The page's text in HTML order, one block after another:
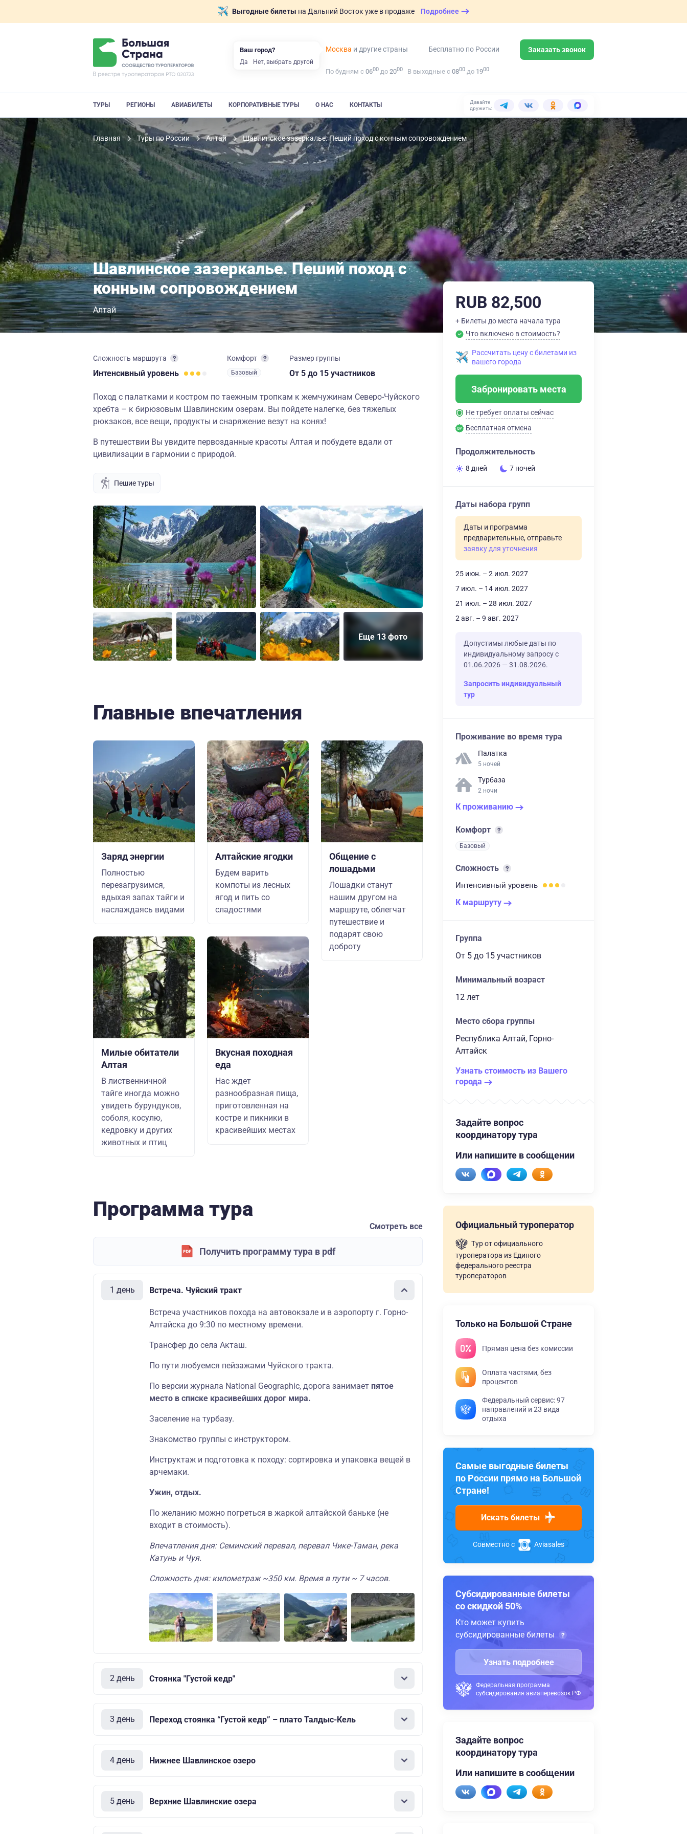
Выгодные билеты на Дальний Восток уже в продаже Подробнее
Москва и другие страны Бесплатно по России Заказать звонок
По будням с 0600 до 2000 В выходные с 0800 до 1900
ТУРЫ РЕГИОНЫ АВИАБИЛЕТЫ КОРПОРАТИВНЫЕ ТУРЫ О НАС КОНТАКТЫ
Давайте
дружить:
Главная Туры по России Алтай Шавлинское зазеркалье. Пеший поход с конным сопровождением
Шавлинское зазеркалье. Пеший поход с
конным сопровождением
Алтай
Сложность маршрута
Интенсивный уровень
Комфорт
Базовый
Размер группы
От 5 до 15 участников
Поход с палатками и костром по таежным тропкам к жемчужинам Северо-Чуйского
хребта – к бирюзовым Шавлинским озерам. Вы пойдете налегке, без тяжелых
рюкзаков, все вещи, продукты и снаряжение везут на конях!
В путешествии Вы увидите первозданные красоты Алтая и побудете вдали от
цивилизации в гармонии с природой.
Пешие туры
Еще 13 фото
Главные впечатления
Заряд энергии
Полностью
перезагрузимся,
вдыхая запах тайги и
наслаждаясь видами
Милые обитатели
Алтая
В лиственничной
тайге иногда можно
увидеть бурундуков,
соболя, косулю,
кедровку и других
животных и птиц
Алтайские ягодки
Будем варить
компоты из лесных
ягод и пить со
сладостями
Вкусная походная
еда
Нас ждет
разнообразная пища,
приготовленная на
костре и пикники в
красивейших местах
Общение с
лошадьми
Лошадки станут
нашим другом на
маршруте, облегчат
путешествие и
подарят свою
доброту
Программа тура
Смотреть все
Получить программу тура в pdf
1 день Встреча. Чуйский тракт
Встреча участников похода на автовокзале и в аэропорту г. Горно-
Алтайска до 9:30 по местному времени.
Трансфер до села Акташ.
По пути любуемся пейзажами Чуйского тракта.
По версии журнала National Geographic, дорога занимает пятое
место в списке красивейших дорог мира.
Заселение на турбазу.
Знакомство группы с инструктором.
Инструктаж и подготовка к походу: сортировка и упаковка вещей в
арчемаки.
Ужин, отдых.
По желанию можно погреться в жаркой алтайской баньке (не
входит в стоимость).
Впечатления дня: Семинский перевал, перевал Чике-Таман, река
Катунь и Чуя.
Сложность дня: километраж ~350 км. Время в пути ~ 7 часов.
2 день Стоянка "Густой кедр"
3 день Переход стоянка “Густой кедр” – плато Талдыс-Кель
4 день Нижнее Шавлинское озеро
5 день Верхние Шавлинские озера
RUB 82,500
+ Билеты до места начала тура
Что включено в стоимость?
Рассчитать цену с билетами из
вашего города
Забронировать места
Не требует оплаты сейчас
Бесплатная отмена
Продолжительность
8 дней 7 ночей
Даты набора групп
Даты и программа
предварительные, отправьте
заявку для уточнения
25 июн. – 2 июл. 2027
7 июл. – 14 июл. 2027
21 июл. – 28 июл. 2027
2 авг. – 9 авг. 2027
Допустимы любые даты по
индивидуальному запросу с
01.06.2026 — 31.08.2026.
Запросить индивидуальный
тур
Проживание во время тура
Палатка
5 ночей
Турбаза
2 ночи
К проживанию
Комфорт
Базовый
Сложность
Интенсивный уровень
К маршруту
Группа
От 5 до 15 участников
Минимальный возраст
12 лет
Место сбора группы
Республика Алтай, Горно-
Алтайск
Узнать стоимость из Вашего
города
Задайте вопрос
координатору тура
Или напишите в сообщении
Официальный туроператор
Тур от официального
туроператора из Единого
федерального реестра
туроператоров
Только на Большой Стране
Прямая цена без комиссии
Оплата частями, без
процентов
Федеральный сервис: 97
направлений и 23 вида
отдыха
Самые выгодные билеты
по России прямо на Большой
Стране!
Искать билеты
Совместно с Aviasales
Субсидированные билеты
со скидкой 50%
Кто может купить
субсидированные билеты
Узнать подробнее
Федеральная программа
субсидирования авиаперевозок РФ
Задайте вопрос
координатору тура
Или напишите в сообщении
Ваш город?
Да Нет, выбрать другой